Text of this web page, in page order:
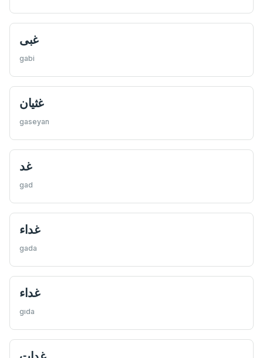
غبی
gabi
غثیان
gaseyan
غد
gad
غداء
gada
غداء
gıda